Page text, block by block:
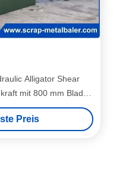
Alligator Shear
mit 800 mm Blade
von Metallschrott
Preis